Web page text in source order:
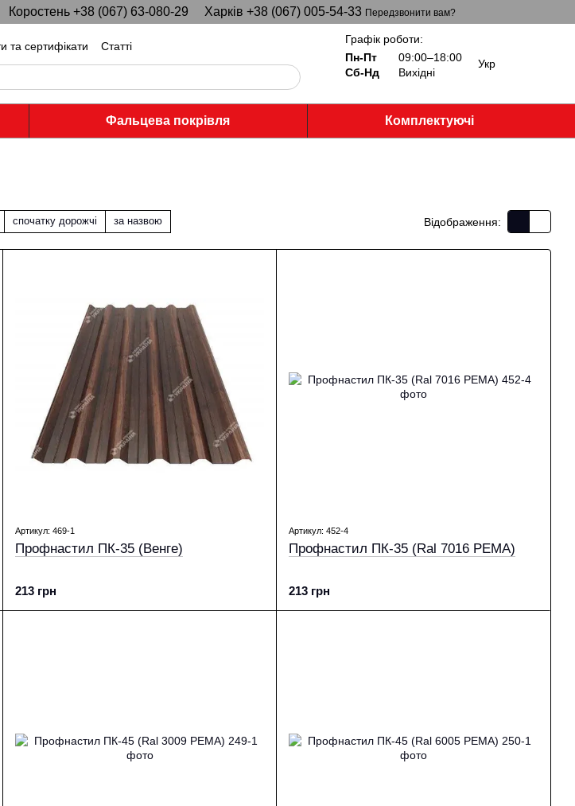
Коростень +38 (067) 63-080-29 Харків +38 (067) 005-54-33 Передзвонити вам?
та сертифікати Статті
Графік роботи:
Пн-Пт
09:00–18:00
Сб-Нд
Вихідні
Укр
Фальцева покрівля Комплектуючі
спочатку дорожчі за назвою Відображення:
Артикул: 469-1
Профнастил ПК-35 (Венге)
213 грн
Артикул: 452-4
Профнастил ПК-35 (Ral 7016 PEMA)
213 грн